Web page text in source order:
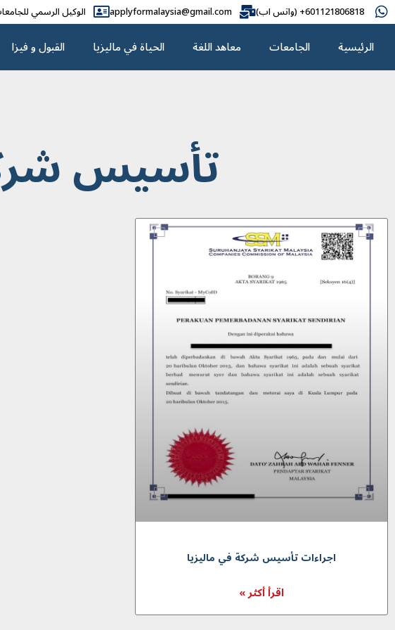
601121806818+ (واتس اب) applyformalaysia@gmail.com الوکیل الرسمي للجامعات
الرئيسية الجامعات معاهد اللغة الحياة في ماليزيا القبول و فیزا
تأسيس
اجراءات تأسيس شركة في ماليزيا
اقرأ أكثر »